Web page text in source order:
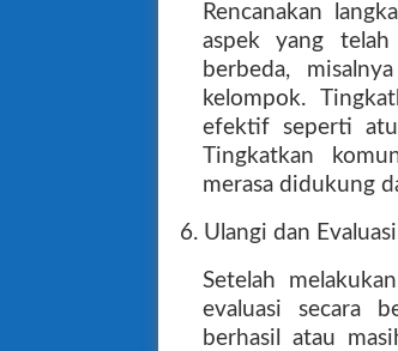
Rencanakan
aspek yang
berbeda,
kelompok.
efektif seperti
Tingkatkan
merasa didukung
6. Ulangi dan Evaluasi
Setelah
evaluasi secara
berhasil atau